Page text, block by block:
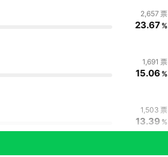
2,657 票
23.67 %
1,691 票
15.06 %
1,503 票
13.39 %